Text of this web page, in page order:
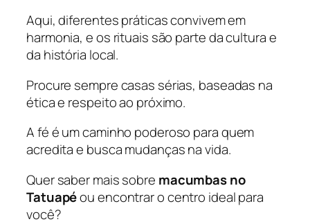
Aqui, diferentes práticas convivem em
harmonia, e os rituais são parte da cultura e
da história local.
Procure sempre casas sérias, baseadas na
ética e respeito ao próximo.
A fé é um caminho poderoso para quem
acredita e busca mudanças na vida.
Quer saber mais sobre macumbas no
Tatuapéou encontrar o centro ideal para
você?